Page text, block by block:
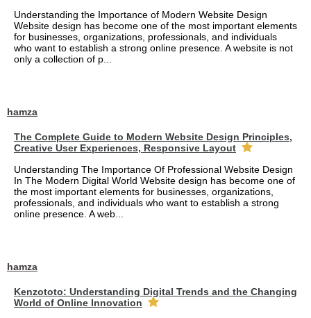
Understanding the Importance of Modern Website Design
Website design has become one of the most important elements
for businesses, organizations, professionals, and individuals
who want to establish a strong online presence. A website is not
only a collection of p...
hamza
The Complete Guide to Modern Website Design Principles,
Creative User Experiences, Responsive Layout
Understanding The Importance Of Professional Website Design
In The Modern Digital World Website design has become one of
the most important elements for businesses, organizations,
professionals, and individuals who want to establish a strong
online presence. A web...
hamza
Kenzototo: Understanding Digital Trends and the Changing
World of Online Innovation